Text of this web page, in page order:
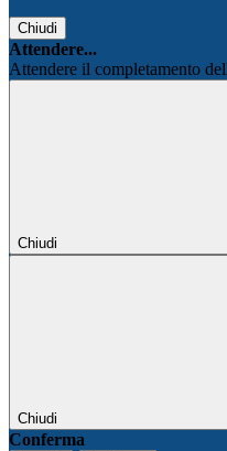
Chiudi
Attendere...
Attendere il completamento
Chiudi
Chiudi
Conferma